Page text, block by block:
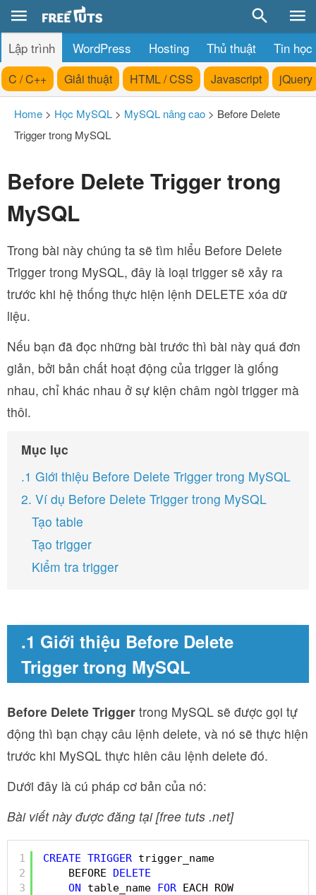
Lập trình WordPress Hosting Thủ thuật Tin học
C / C++ Giải thuật HTML / CSS Javascript jQuery
Home > Học MySQL > MySQL nâng cao > Before Delete
Trigger trong MySQL
Before Delete Trigger trong
MySQL
Trong bài này chúng ta sẽ tìm hiểu Before Delete
Trigger trong MySQL, đây là loại trigger sẽ xảy ra
trước khi hệ thống thực hiện lệnh DELETE xóa dữ
liệu.
Nếu bạn đã đọc những bài trước thì bài này quá đơn
giản, bởi bản chất hoạt động của trigger là giống
nhau, chỉ khác nhau ở sự kiện châm ngòi trigger mà
thôi.
Mục lục
.1 Giới thiệu Before Delete Trigger trong MySQL
2. Ví dụ Before Delete Trigger trong MySQL
Tạo table
Tạo trigger
Kiểm tra trigger
.1 Giới thiệu Before Delete
Trigger trong MySQL
Before Delete Trigger trong MySQL sẽ được gọi tự
động thì bạn chạy câu lệnh delete, và nó sẽ thực hiện
trước khi MySQL thực hiên câu lệnh delete đó.
Dưới đây là cú pháp cơ bản của nó:
Bài viết này được đăng tại [free tuts .net]
1
2
3
CREATE TRIGGER trigger_name
BEFORE DELETE
ON
table_name FOR EACH ROW